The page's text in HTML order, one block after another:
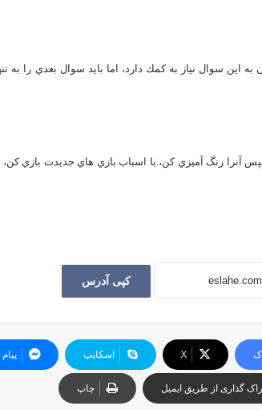
اين سوال نياز به كمك دارد، اما بايد سوال بعدي را به
آنرا رنگ آميزي كن، با اسباب بازي هاي جديدت بازي كن،
کپی آدرس
X اسکایپ
گذاری از طریق ایمیل چاپ